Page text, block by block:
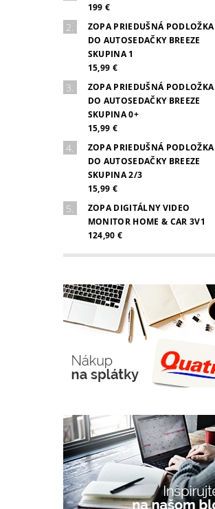
199 €
ZOPA PRIEDUŠNÁ PODLOŽKA
DO AUTOSEDAČKY BREEZE
SKUPINA 1
15,99 €
ZOPA PRIEDUŠNÁ PODLOŽKA
DO AUTOSEDAČKY BREEZE
SKUPINA 0+
15,99 €
ZOPA PRIEDUŠNÁ PODLOŽKA
DO AUTOSEDAČKY BREEZE
SKUPINA 2/3
15,99 €
ZOPA DIGITÁLNY VIDEO
MONITOR HOME & CAR 3V1
124,90 €